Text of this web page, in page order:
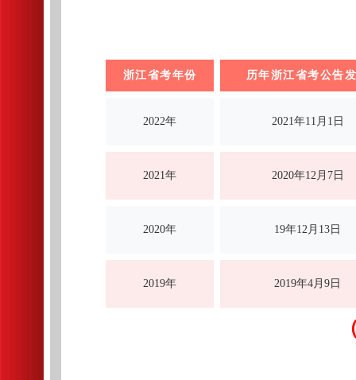
浙江省考年份 历年浙江省考公告
2022年 2021年11月1日
2021年 2020年12月7日
2020年 19年12月13日
2019年 2019年4月9日